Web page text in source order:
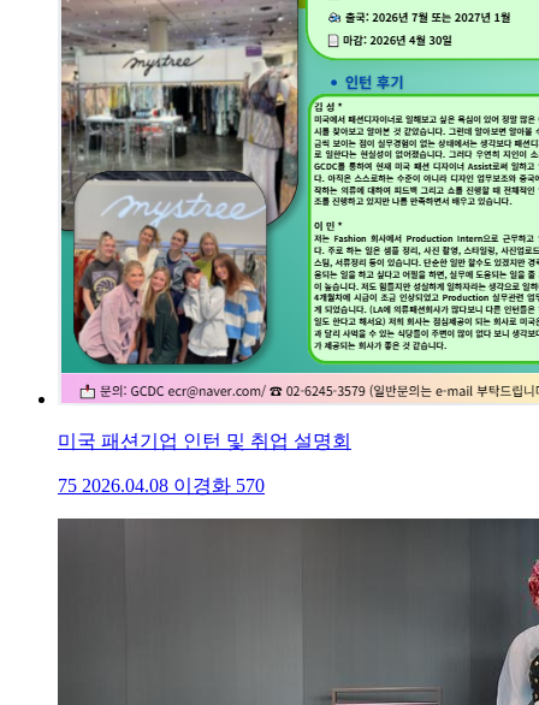
미국 패션기업 인턴 및 취업 설명회
75 2026.04.08 이경화 570